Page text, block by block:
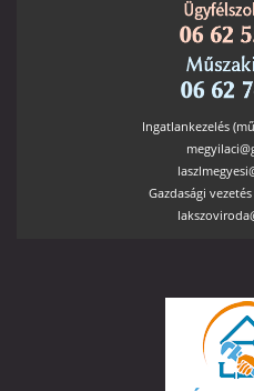
Ingatlankezelés
Gazdasági